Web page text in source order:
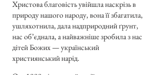
Христова благовість увійшла наскрізь в
природу нашого народу, вона її збагатила,
ушляхотнила, дала надприродний ґрунт,
нас об’єднала, а найважніше зробила з нас
дітей Божих — український
християнський нарід.